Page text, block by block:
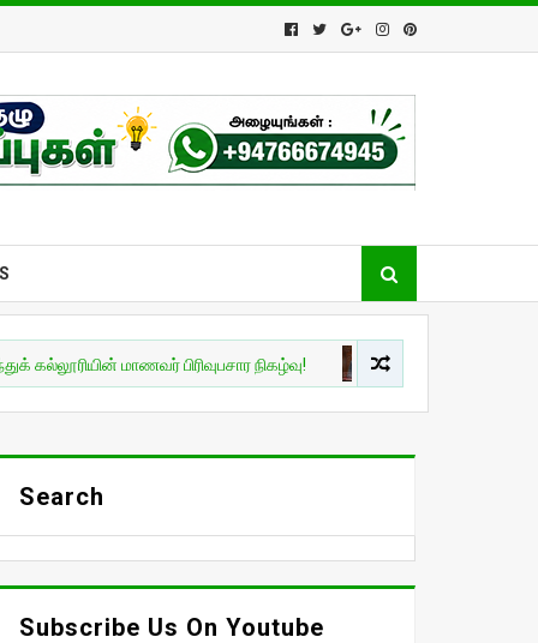
மாணவர் பிரிவுபசார நிகழ்வு! இலங்கை
Search
Subscribe Us On Youtube